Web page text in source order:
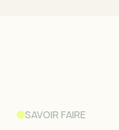
SAVOIR FAIRE